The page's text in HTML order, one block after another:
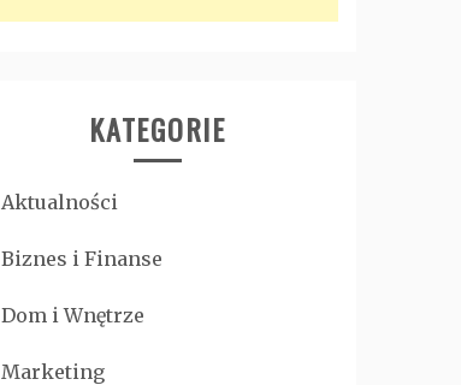
KATEGORIE
Aktualności
Biznes i Finanse
Dom i Wnętrze
Marketing